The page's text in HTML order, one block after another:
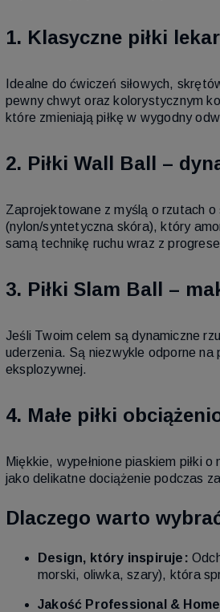
1. Klasyczne piłki
Idealne do ćwiczeń siłowych,
pewny chwyt oraz kolorystycznym
które zmieniają piłkę w wygodny
2. Piłki Wall Ball –
Zaprojektowane z myślą o rzutach o
(nylon/syntetyczna skóra), który
samą technikę ruchu wraz z
3. Piłki Slam Ball –
Jeśli Twoim celem są dynamiczne
uderzenia. Są niezwykle odporne
eksplozywnej.
4. Małe piłki
Miękkie, wypełnione piaskiem piłki
jako delikatne dociążenie podczas
Dlaczego warto
Design, który inspiruje:
morski, oliwka, szary), która
Jakość Professional &